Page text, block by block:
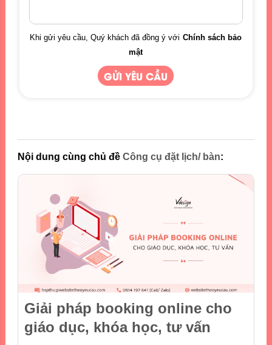
Khi gửi yêu cầu, Quý khách đã đồng ý với Chính sách bảo
mật
Nội dung cùng chủ đề Công cụ đặt lịch/ bàn:
Giải pháp booking online cho
giáo dục, khóa học, tư vấn